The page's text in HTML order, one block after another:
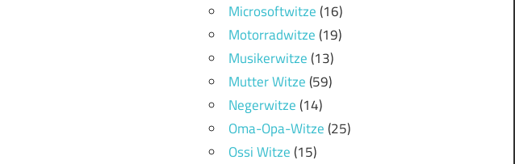
Microsoftwitze(16)
Motorradwitze(19)
Musikerwitze(13)
Mutter Witze(59)
Negerwitze(14)
Oma-Opa-Witze(25)
Ossi Witze(15)